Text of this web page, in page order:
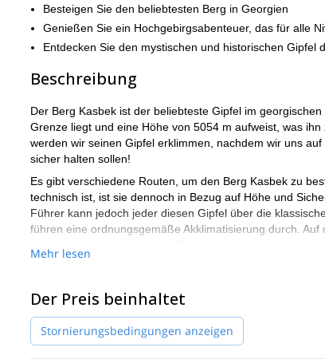
Besteigen Sie den beliebtesten Berg in Georgien
Genießen Sie ein Hochgebirgsabenteuer, das für alle
Entdecken Sie den mystischen und historischen Gipfel
Beschreibung
Der Berg Kasbek ist der beliebteste Gipfel im
Grenze liegt und eine Höhe von 5054 m aufweist, was
werden wir seinen Gipfel erklimmen, nachdem wir uns
sicher halten sollen!
Es gibt verschiedene Routen, um den Berg Kasbek zu
technisch ist, ist sie dennoch in Bezug auf Höhe und
Führer kann jedoch jeder diesen Gipfel über die
führen eine ordnungsgemäße Akklimatisierung durch.
Mehr lesen
Der Preis beinhaltet
Stornierungsbedingungen anzeigen